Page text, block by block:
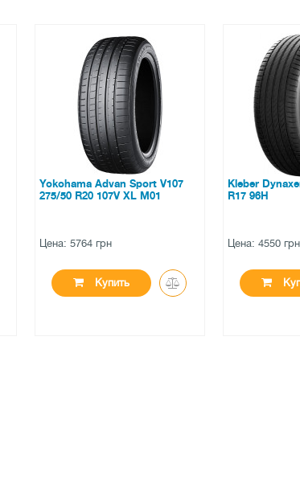
Kleber Dynaxer HP5 SUV 215/60
R17 96H
Цена: 4550 грн
Купить
Goodyear
245/40 ZR19
Цена: 7793 грн